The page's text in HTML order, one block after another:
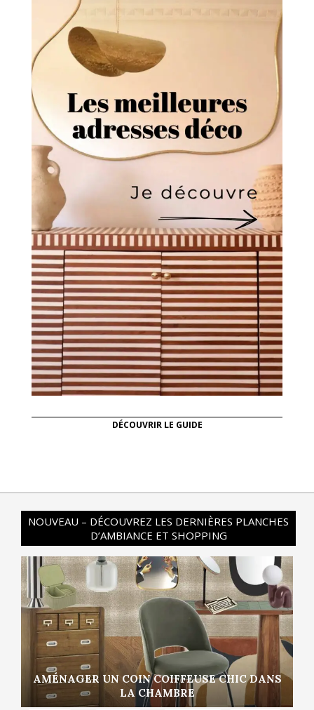
DÉCOUVRIR LE GUIDE
NOUVEAU – DÉCOUVREZ LES DERNIÈRES PLANCHES
D’AMBIANCE ET SHOPPING
AMÉNAGER UN COIN COIFFEUSE CHIC DANS
LA CHAMBRE